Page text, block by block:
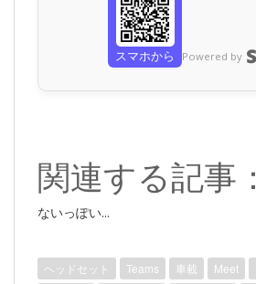
スマホから Powered by
関連する記事：
ないっぽい...
ヘッドセット Teams 車載 Meet